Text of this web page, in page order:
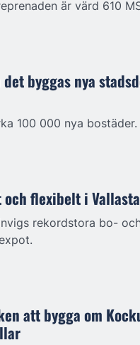
är värd 610
byggas nya
100 000 nya bostäder.
och flexibelt i
rekordstora bo-
att bygga om